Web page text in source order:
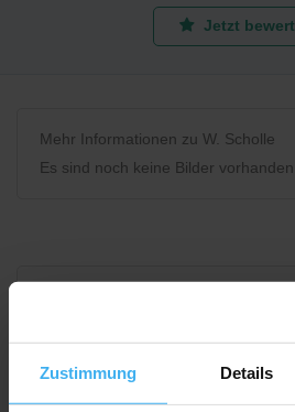
Zustimmung Details
Jetzt
Mehr Informationen zu W. Scholle
Es sind noch keine Bilder vorhanden.